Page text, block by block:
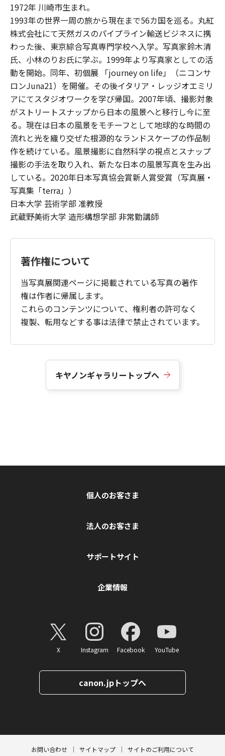
1972年 川崎市生まれ。
1993年の世界一周の旅から現在まで56カ国を巡る。丸紅
株式会社にて天然ガスのパイプライン輸送ビジネスに携
わった後、東京綜合写真専門学校へ入学。写真家鈴木清
氏、小林のりお氏に学ぶ。1999年より写真家としての活
動を開始。同年、初個展 「journey on life」（ニコンサ
ロンJuna21）を開催。その後イタリア・レッジオエミリ
アにてスタジオワークを学び帰国。2007年頃、撮影対象
がストリートスナップから日本の風景へと移行し今に至
る。現在は日本の風景をモチーフとして地球的な時間の
流れと光を織り交ぜた根源的なランドスケープの作品制
作を続けている。風景撮影に自然科学の視点とスナップ
撮影の手法を取り入れ、新たな日本の風景写真を生み出
している。2020年日本写真協会賞新人賞受賞（写真展・
写真集「terra」）
日本大学 芸術学部 准教授
武蔵野美術大学 造形構想学部 非常勤講師
著作権について
当写真展関連ページに掲載されている写真の著作
権は作者に帰属します。
これらのコンテンツについて、権利者の許可なく
複製、転用などする事は法律で禁止されています。
キヤノンギャラリートップへ
個人のお客さま
法人のお客さま
サポートサイト
企業情報
X Instagram Facebook YouTube
canon.jpトップへ
お問い合わせ サイトマップ サイトのご利用について